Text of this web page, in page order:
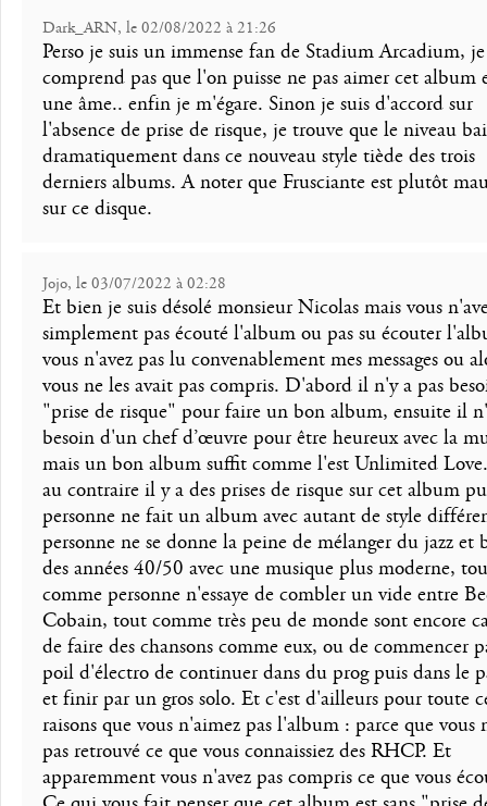
Dark_ARN, le 02/08/2022 à 21:26
Perso je suis un immense fan de Stadium Arcadium,
comprend pas que l'on puisse ne pas aimer cet album
une âme.. enfin je m'égare. Sinon je suis d'accord sur
l'absence de prise de risque, je trouve que le niveau
dramatiquement dans ce nouveau style tiède des trois
derniers albums. A noter que Frusciante est plutôt
sur ce disque.
Jojo, le 03/07/2022 à 02:28
Et bien je suis désolé monsieur Nicolas mais vous
simplement pas écouté l'album ou pas su écouter
vous n'avez pas lu convenablement mes messages ou
vous ne les avait pas compris. D'abord il n'y a pas
"prise de risque" pour faire un bon album, ensuite il
besoin d'un chef d’œuvre pour être heureux avec la
mais un bon album suffit comme l'est Unlimited
au contraire il y a des prises de risque sur cet album
personne ne fait un album avec autant de style
personne ne se donne la peine de mélanger du jazz et
des années 40/50 avec une musique plus moderne,
comme personne n'essaye de combler un vide entre
Cobain, tout comme très peu de monde sont encore
de faire des chansons comme eux, ou de commencer
poil d'électro de continuer dans du prog puis dans le
et finir par un gros solo. Et c'est d'ailleurs pour toute
raisons que vous n'aimez pas l'album : parce que vous
pas retrouvé ce que vous connaissiez des RHCP. Et
apparemment vous n'avez pas compris ce que vous